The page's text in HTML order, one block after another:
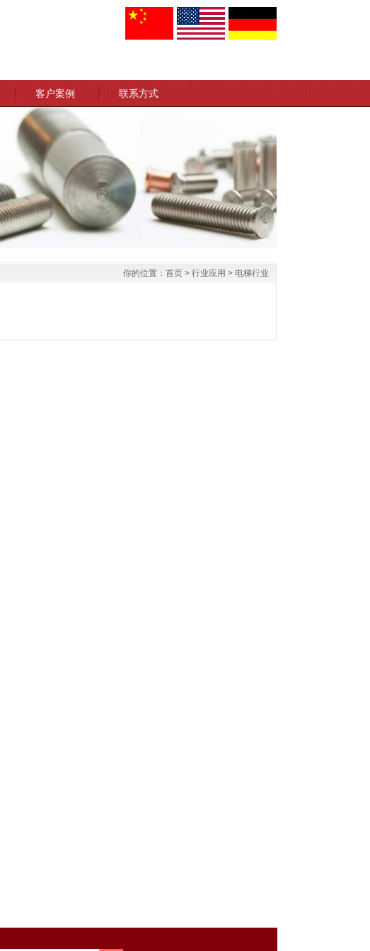
客户案例 联系方式
你的位置： 首页 > 行业应用 > 电梯行业